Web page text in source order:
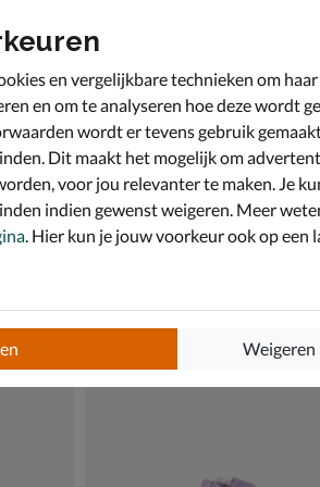
en vergelijkbare technieken om
en om te analyseren hoe deze wordt
wordt er tevens gebruik
Dit maakt het mogelijk om
voor jou relevanter te maken. Je
indien gewenst weigeren. Meer
. Hier kun je jouw voorkeur ook op een
Weigeren